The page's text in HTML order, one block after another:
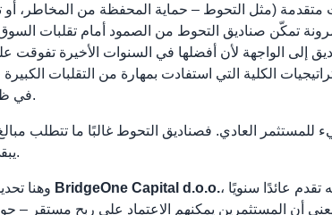
متقدمة (مثل التحوط – حماية المحفظة من
تمكّن صناديق التحوط من الصمود أمام تقلبات
إلى الواجهة لأن أفضلها في السنوات الأخيرة تفوقت
الكلية التي استفادت بمهارة من التقلبات
في ظروف غير مستقرة – وهو بالضبط ما يتمناه المستثمرون عندما يبحثون عن أمان لرأس مالهم.
العادي. فصناديق التحوط غالبًا ما تتطلب
يبقى المبدأ واضحًا: في الأوقات الصعبة يجب البحث عن استثمارات توفر الاستقرار والعائد اللائق.
وهنا BridgeOne Capital d.o.o.، ستجعل الاستثمار بسيطًا، وفي الوقت نفسه تقدم عائدًا سنويًا